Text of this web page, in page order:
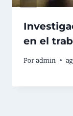
en el
Poradmin